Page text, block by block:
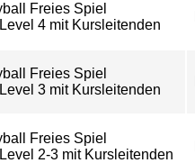
Freies Spiel
4 mit Kursleitenden
Freies Spiel
3 mit Kursleitenden
Freies Spiel
2-3 mit Kursleitenden